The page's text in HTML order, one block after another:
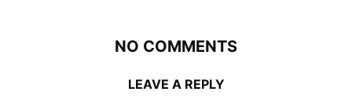
NO COMMENTS
LEAVE A REPLY